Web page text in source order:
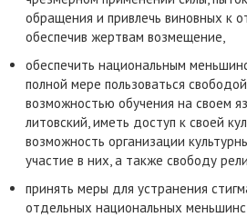
обращения и привлечь виновных к
обеспечив жертвам возмещение,
обеспечить национальным
полной мере пользоваться
возможностью обучения на своем
литовский, иметь доступ к своей
возможность организации
участие в них, а также свободу
принять меры для устранения
отдельных национальных